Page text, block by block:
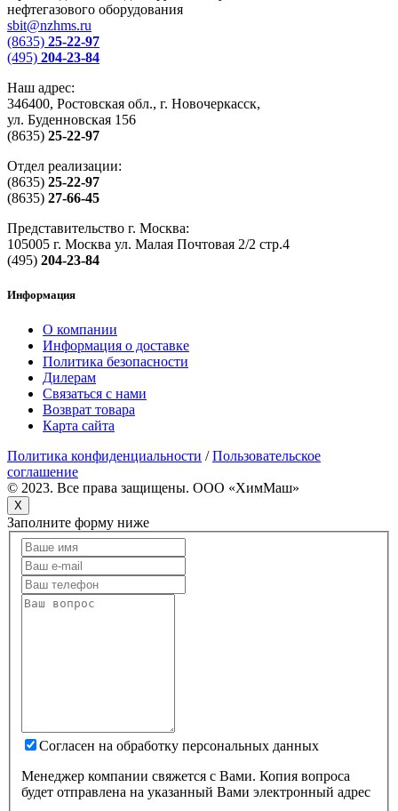
нефтегазового оборудования
sbit@nzhms.ru
(8635) 25-22-97
(495) 204-23-84
Наш адрес:
346400, Ростовская обл., г. Новочеркасск,
ул. Буденновская 156
(8635) 25-22-97
Отдел реализации:
(8635) 25-22-97
(8635) 27-66-45
Представительство г. Москва:
105005 г. Москва ул. Малая Почтовая 2/2 стр.4
(495) 204-23-84
Информация
О компании
Информация о доставке
Политика безопасности
Дилерам
Связаться с нами
Возврат товара
Карта сайта
Политика конфиденциальности /Пользовательское
соглашение
© 2023. Все права защищены. OOO «ХимМаш»
X
Заполните форму ниже
Согласен на обработку персональных данных
Менеджер компании свяжется с Вами. Копия вопроса
будет отправлена на указанный Вами электронный адрес